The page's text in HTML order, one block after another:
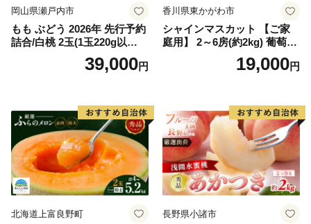
岡山県瀬戸内市
もも ぶどう 2026年 先行予約
詰合/白桃 2玉(1玉220g以
上)・シャインマスカット 晴
39,000円
香川県東かがわ市
シャインマスカット 【ご家
庭用】 2～6房(約2kg) 葡萄 ぶ
どう ブドウ フルーツ 果物 く
だもの 果実 旬の果物 旬のフ
19,000円
北海道上富良野町 長野県小諸市